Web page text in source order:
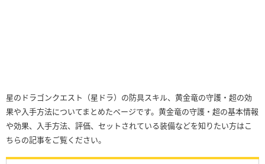
星のドラゴンクエスト（星ドラ）の防具スキル、黄金竜の守護・超の効
果や入手方法についてまとめたページです。黄金竜の守護・超の基本情報
や効果、入手方法、評価、セットされている装備などを知りたい方はこ
ちらの記事をご覧ください。